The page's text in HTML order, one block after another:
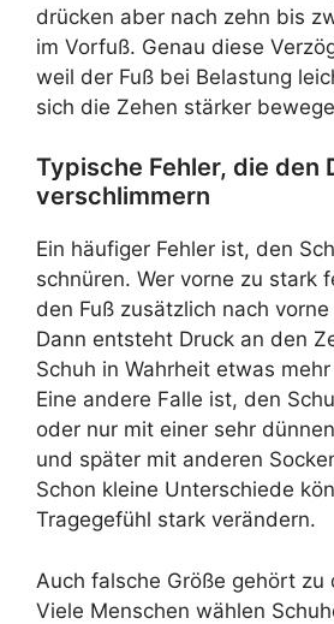
drücken aber nach zehn bis
im Vorfuß. Genau diese
weil der Fuß bei Belastung
sich die Zehen stärker
Typische Fehler, die den
verschlimmern
Ein häufiger Fehler ist, den
schnüren. Wer vorne zu stark
den Fuß zusätzlich nach
Dann entsteht Druck an den
Schuh in Wahrheit etwas
Eine andere Falle ist, den
oder nur mit einer sehr
und später mit anderen
Schon kleine Unterschiede
Tragegefühl stark verändern.
Auch falsche Größe gehört zu
Viele Menschen wählen